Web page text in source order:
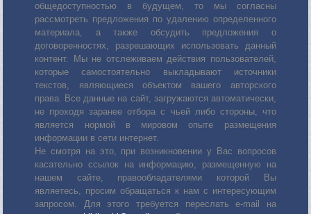
общедоступностью в будущем, то мы согласны
рассмотреть предложения по удалению определенного
материала, а также обсудить предложения о
договоренностях, разрешающих использовать данный
контент. Мы не отслеживаем действия пользователей,
которые самостоятельно выкладывают источники
текстов, являющиеся объектом вашего авторского
права. Все данные на сайт, загружаются автоматически,
не проходя заранее отбора с чьей либо стороны, что
является нормой в мировом опыте размещения
информации в сети интернет.
Не смотря на это, при возникновении у Вас вопросов
касательно ссылок на информацию, размещенную на
нашем сайте, правообладателями которой Вы
являетесь, просим обращаться к нам с интересующим
запросом. Для этого требуется переслать е-mail на